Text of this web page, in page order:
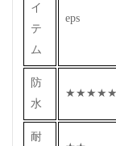
イ
テ
ム
eps
防
水
★★★★★
耐